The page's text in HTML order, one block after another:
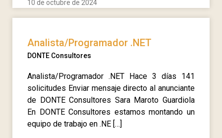
10 de octubre de 2024
Analista/Programador .NET
DONTE Consultores
Analista/Programador .NET Hace 3 días 141
solicitudes Enviar mensaje directo al anunciante
de DONTE Consultores Sara Maroto Guardiola
En DONTE Consultores estamos montando un
equipo de trabajo en .NE […]